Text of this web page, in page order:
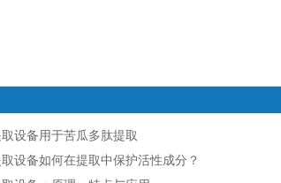
设备用于苦瓜多肽提取
设备如何在提取中保护活性成分？